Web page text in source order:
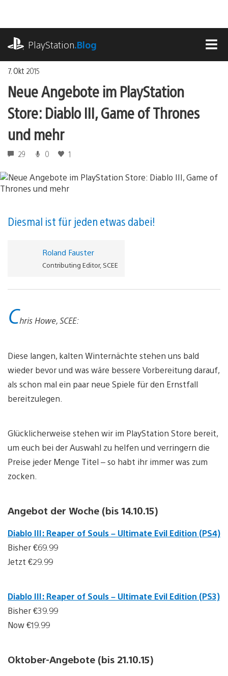
springen
PlayStation.Blog
7. Okt 2015
Neue Angebote im PlayStation
Store: Diablo III, Game of Thrones
und mehr
29 0 1
Diesmal ist für jeden etwas dabei!
Roland Fauster
Contributing Editor, SCEE
Chris Howe, SCEE:
Diese langen, kalten Winternächte stehen uns bald
wieder bevor und was wäre bessere Vorbereitung darauf,
als schon mal ein paar neue Spiele für den Ernstfall
bereitzulegen.
Glücklicherweise stehen wir im PlayStation Store bereit,
um euch bei der Auswahl zu helfen und verringern die
Preise jeder Menge Titel – so habt ihr immer was zum
zocken.
Angebot der Woche (bis 14.10.15)
Diablo III: Reaper of Souls – Ultimate Evil Edition (PS4)
Bisher €69.99
Jetzt €29.99
Diablo III: Reaper of Souls – Ultimate Evil Edition (PS3)
Bisher €39.99
Now €19.99
Oktober-Angebote (bis 21.10.15)